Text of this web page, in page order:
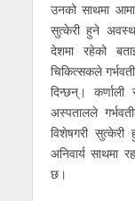
उनको साथमा
सुत्केरी हुने
देशमा रहेको
चिकित्सकले
दिन्छन्। कर्णाली
अस्पतालले
विशेषगरी सुत्केरी
अनिवार्य साथमा
छ।